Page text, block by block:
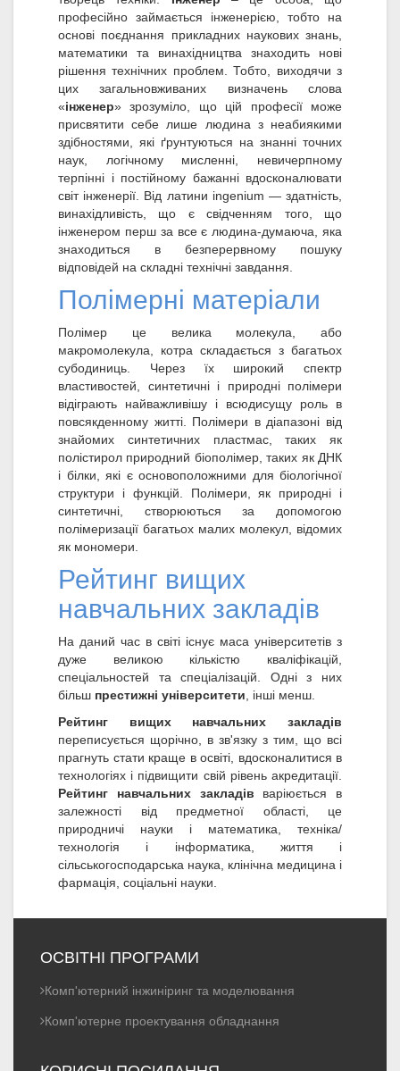
професійно займається інженерією, тобто на
основі поєднання прикладних наукових знань,
математики та винахідництва знаходить нові
рішення технічних проблем. Тобто, виходячи з
цих загальновживаних визначень слова
«інженер» зрозуміло, що цій професії може
присвятити себе лише людина з неабиякими
здібностями, які ґрунтуються на знанні точних
наук, логічному мисленні, невичерпному
терпінні і постійному бажанні вдосконалювати
світ інженерії. Від латини ingenium — здатність,
винахідливість, що є свідченням того, що
інженером перш за все є людина-думаюча, яка
знаходиться в безперервному пошуку
відповідей на складні технічні завдання.
Полімерні матеріали
Полімер це велика молекула, або
макромолекула, котра складається з багатьох
субодиниць. Через їх широкий спектр
властивостей, синтетичні і природні полімери
відіграють найважливішу і всюдисущу роль в
повсякденному житті. Полімери в діапазоні від
знайомих синтетичних пластмас, таких як
полістирол природний біополімер, таких як ДНК
і білки, які є основоположними для біологічної
структури і функцій. Полімери, як природні і
синтетичні, створюються за допомогою
полімеризації багатьох малих молекул, відомих
як мономери.
Рейтинг вищих
навчальних закладів
На даний час в світі існує маса університетів з
дуже великою кількістю кваліфікацій,
спеціальностей та спеціалізацій. Одні з них
більш престижні університети , інші менш.
Рейтинг вищих навчальних закладів
переписується щорічно, в зв'язку з тим, що всі
прагнуть стати краще в освіті, вдосконалитися в
технологіях і підвищити свій рівень акредитації.
Рейтинг навчальних закладів варіюється в
залежності від предметної області, це
природничі науки і математика, техніка/
технологія і інформатика, життя і
сільськогосподарська наука, клінічна медицина і
фармація, соціальні науки.
ОСВІТНІ ПРОГРАМИ
Комп'ютерний інжиніринг та моделювання
Комп'ютерне проектування обладнання